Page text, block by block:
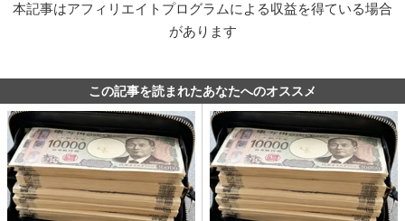
本記事はアフィリエイトプログラムによる収益を得ている場合
があります
この記事を読まれたあなたへのオススメ